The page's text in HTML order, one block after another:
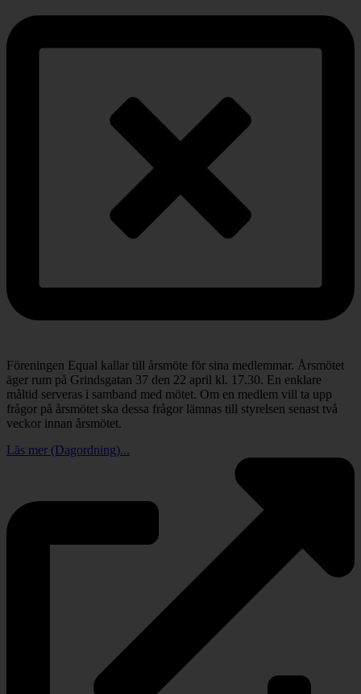
Föreningen Equal kallar till årsmöte för sina medlemmar. Årsmötet
äger rum på Grindsgatan 37 den 22 april kl. 17.30. En enklare
måltid serveras i samband med mötet. Om en medlem vill ta upp
frågor på årsmötet ska dessa frågor lämnas till styrelsen senast två
veckor innan årsmötet.
Läs mer (Dagordning)...